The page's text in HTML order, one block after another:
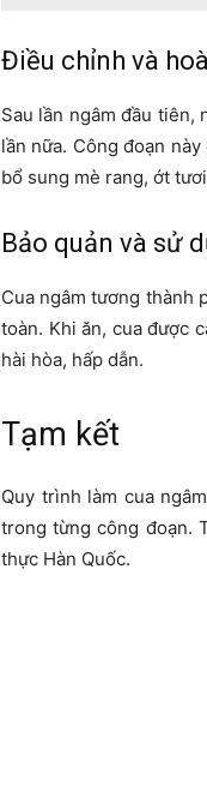
Điều chỉnh và
Sau lần ngâm đầu
lần nữa. Công đoạn
bổ sung mè rang, ớt
Bảo quản và sử
Cua ngâm tương thành
toàn. Khi ăn, cua được
hài hòa, hấp dẫn.
Tạm kết
Quy trình làm cua
trong từng công đoạn.
thực Hàn Quốc.